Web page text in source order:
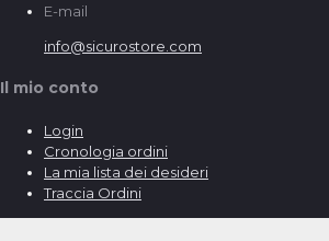
E-mail
info@sicurostore.com
Il mio conto
Login
Cronologia ordini
La mia lista dei desideri
Traccia Ordini